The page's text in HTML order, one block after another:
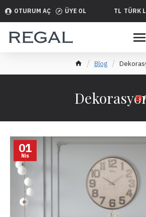
OTURUM AÇ ÜYE OL TL TÜRK
Blog
01
Nis